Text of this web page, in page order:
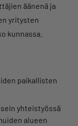
äänenä ja
yritysten
kunnassa.
paikallisten
yhteistyössä
alueen